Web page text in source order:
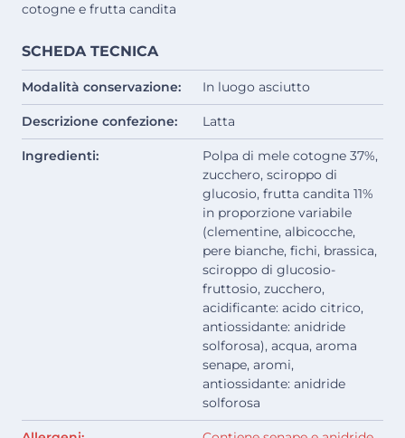
cotogne e frutta candita
SCHEDA TECNICA
Modalità conservazione: In luogo asciutto
Descrizione confezione: Latta
Ingredienti:
Polpa di mele cotogne 37%,
zucchero, sciroppo di
glucosio, frutta candita 11%
in proporzione variabile
(clementine, albicocche,
pere bianche, fichi, brassica,
sciroppo di glucosio-
fruttosio, zucchero,
acidificante: acido citrico,
antiossidante: anidride
solforosa), acqua, aroma
senape, aromi,
antiossidante: anidride
solforosa